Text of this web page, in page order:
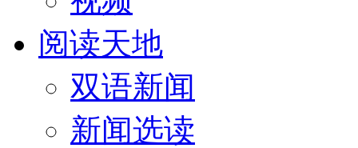
阅读天地
双语新闻
新闻选读